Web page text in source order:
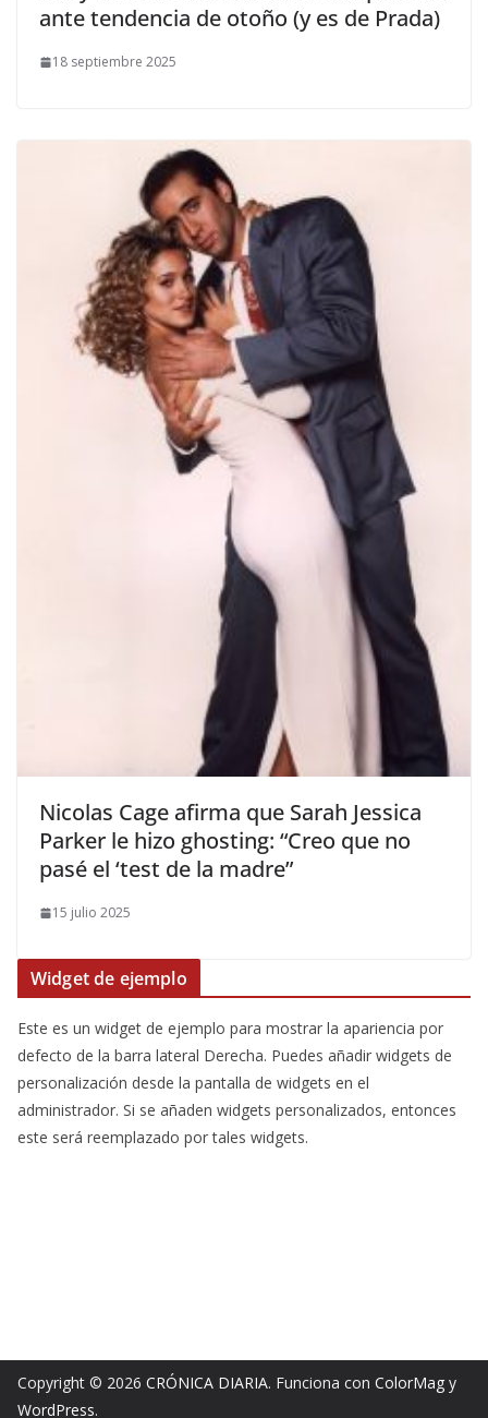
ante tendencia de otoño (y es de Prada)
18 septiembre 2025
​Nicolas Cage afirma que Sarah Jessica
Parker le hizo ghosting: “Creo que no
pasé el ‘test de la madre”
15 julio 2025
Widget de ejemplo
Este es un widget de ejemplo para mostrar la apariencia por
defecto de la barra lateral Derecha. Puedes añadir widgets de
personalización desde la pantalla de widgets en el
administrador. Si se añaden widgets personalizados, entonces
este será reemplazado por tales widgets.
Copyright © 2026 CRÓNICA DIARIA. Funciona con ColorMag y
WordPress.